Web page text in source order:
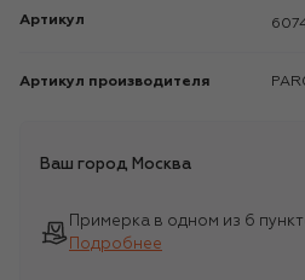
Артикул
Артикул производителя
Ваш город Москва
Примерка в одном из 6
Подробнее